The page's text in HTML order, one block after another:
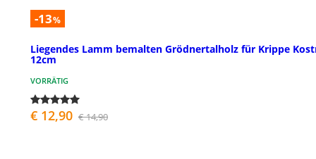
-13%
Liegendes Lamm bemalten Grödnertalholz für Krippe
12cm
VORRÄTIG
€ 12,90 € 14,90